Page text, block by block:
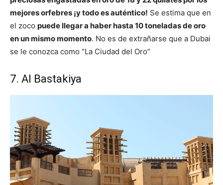
mejores orfebres ¡y todo es auténtico! Se estima que en
el zoco puede llegar a haber hasta 10 toneladas de oro
en un mismo momento. No es de extrañarse que a Dubai
se le conozca como “La Ciudad del Oro”
7. Al Bastakiya